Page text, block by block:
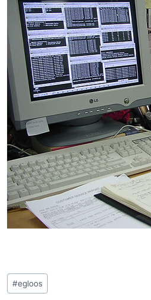
Post
Tags:
#egloos